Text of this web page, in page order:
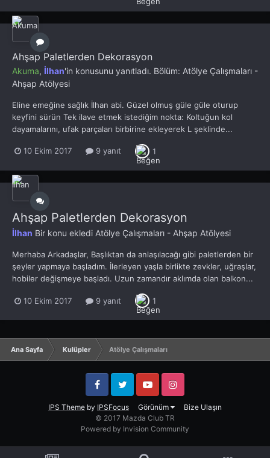
Ahşap Paletlerden Dekorasyon
Akuma, İlhan'in konusunu yanıtladı. Bölüm: Atölye Çalışmaları -
Ahşap Atölyesi
Eline emeğine sağlık İlhan abi. Güzel olmuş güle güle oturup
keyfini sürün Tek ilave etmek istediğim nokta: Koltuğun kol
dayamalarını, ufak parçaları birbirine ekleyerek L şeklinde...
10 Ekim 2017 9 yanıt 1
Ahşap Paletlerden Dekorasyon
İlhan Bir konu ekledi Atölye Çalışmaları - Ahşap Atölyesi
Merhaba Arkadaşlar, Başlıktan da anlaşılacağı gibi paletlerden bir
şeyler yapmaya başladım. İlerleyen yaşla birlikte zevkler, uğraşlar,
hobiler değişmeye başladı. Uzun zamandır aklımda olan balkon...
10 Ekim 2017 9 yanıt 1
Ana Sayfa Kulüpler Atölye Çalışmaları
IPS Theme by IPSFocus Görünüm Bize Ulaşın
FacebookTwitter YouTube Instagram
© 2017 Mazda Club TR
Powered by Invision Community